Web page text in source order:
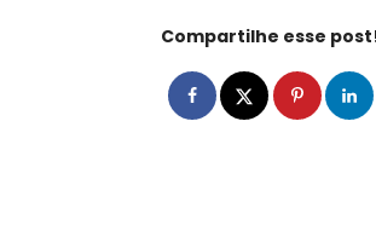
Compartilhe esse